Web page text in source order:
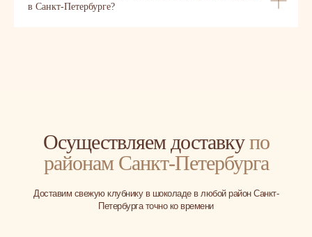
в Санкт-Петербурге?
Осуществляем доставкупо
районам Санкт-Петербурга
Доставим свежую клубнику в шоколаде в любой район Санкт-
Петербурга точно ко времени